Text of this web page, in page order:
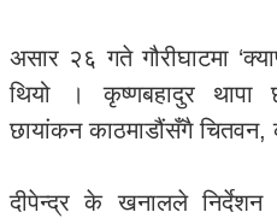
असार २६ गते गौरीघाटमा
थियो । कृष्णबहादुर थापा
छायांकन काठमाडौंसँगै
दीपेन्द्र के खनालले निर्देशन